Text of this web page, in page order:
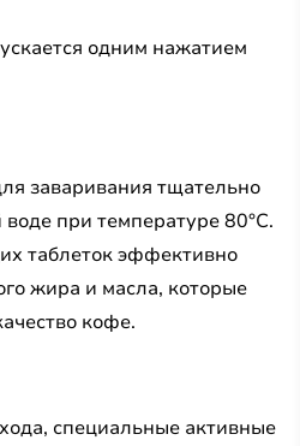
одним нажатием
заваривания тщательно
при температуре 80°C.
таблеток эффективно
жира и масла, которые
кофе.
специальные активные